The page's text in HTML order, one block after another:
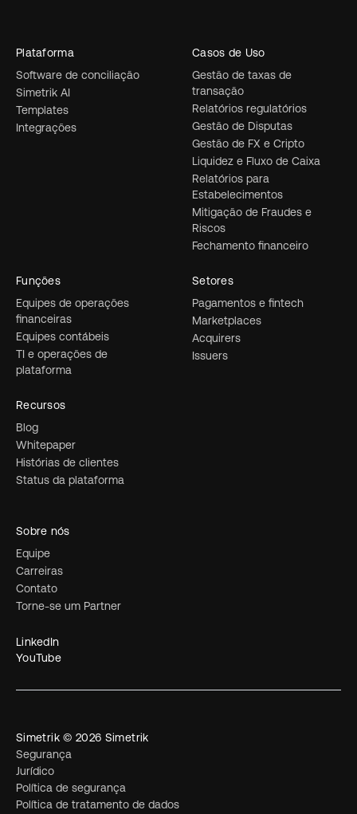
Plataforma
Software de conciliação
Simetrik AI
Templates
Integrações
Casos de Uso
Gestão de taxas de
transação
Relatórios regulatórios
Gestão de Disputas
Gestão de FX e Cripto
Liquidez e Fluxo de Caixa
Relatórios para
Estabelecimentos
Mitigação de Fraudes e
Riscos
Fechamento financeiro
Setores
Pagamentos e fintech
Marketplaces
Acquirers
Issuers
Funções
Equipes de operações
financeiras
Equipes contábeis
TI e operações de
plataforma
Recursos
Blog
Whitepaper
Histórias de clientes
Status da plataforma
Sobre nós
Equipe
Carreiras
Contato
Torne-se um Partner
LinkedIn
YouTube
Simetrik © 2026 Simetrik
Segurança
Jurídico
Política de segurança
Política de tratamento de dados